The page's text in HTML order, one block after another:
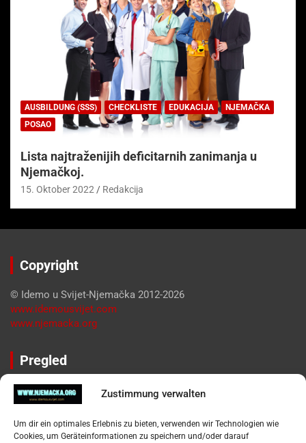
Zustimmung verwalten
Um dir ein optimales Erlebnis zu bieten, verwenden wir Technologien wie
Cookies, um Geräteinformationen zu speichern und/oder darauf
AUSBILDUNG (SSS) CHECKLISTE EDUKACIJA
NJEMAČKA
POSAO
Lista najtraženijih deficitarnih zanimanja u
Njemačkoj.
15. Oktober 2022 Redakcija
Copyright
© Idemo u Svijet-Njemačka 2012-2026
www.idemousvijet.com
www.njemacka.org
Pregled
Impressum
Datenschutzerklärung
Widerufsbelehrung
Oglašavanje / Postavite svoj oglas